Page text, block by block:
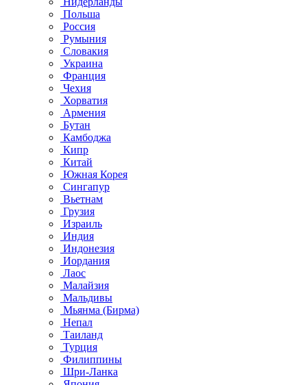
Польша
Россия
Румыния
Словакия
Украина
Франция
Чехия
Хорватия
Армения
Бутан
Камбоджа
Кипр
Китай
Южная Корея
Сингапур
Вьетнам
Грузия
Израиль
Индия
Индонезия
Иордания
Лаос
Малайзия
Мальдивы
Мьянма (Бирма)
Непал
Таиланд
Турция
Филиппины
Шри-Ланка